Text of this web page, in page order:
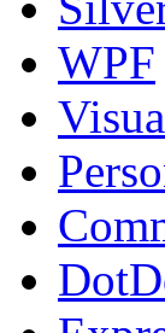
WPF